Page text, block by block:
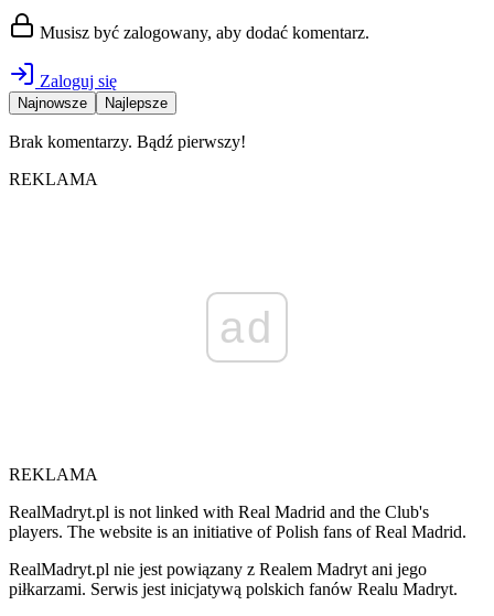
Musisz być zalogowany, aby dodać komentarz.
Zaloguj się
Najnowsze Najlepsze
Brak komentarzy. Bądź pierwszy!
REKLAMA
ad
REKLAMA
RealMadryt.pl is not linked with Real Madrid and the Club's
players. The website is an initiative of Polish fans of Real Madrid.
RealMadryt.pl nie jest powiązany z Realem Madryt ani jego
piłkarzami. Serwis jest inicjatywą polskich fanów Realu Madryt.